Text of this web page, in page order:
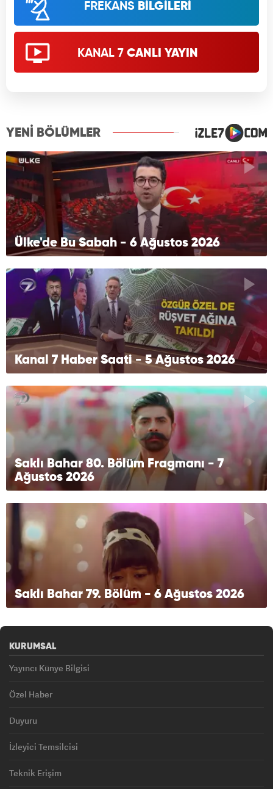
FREKANS BİLGİLERİ
KANAL 7 CANLI YAYIN
YENİ BÖLÜMLER
Ülke'de Bu Sabah - 6 Ağustos 2026
Kanal 7 Haber Saati - 5 Ağustos 2026
Saklı Bahar 80. Bölüm Fragmanı - 7
Ağustos 2026
Saklı Bahar 79. Bölüm - 6 Ağustos 2026
KURUMSAL
Yayıncı Künye Bilgisi
Özel Haber
Duyuru
İzleyici Temsilcisi
Teknik Erişim